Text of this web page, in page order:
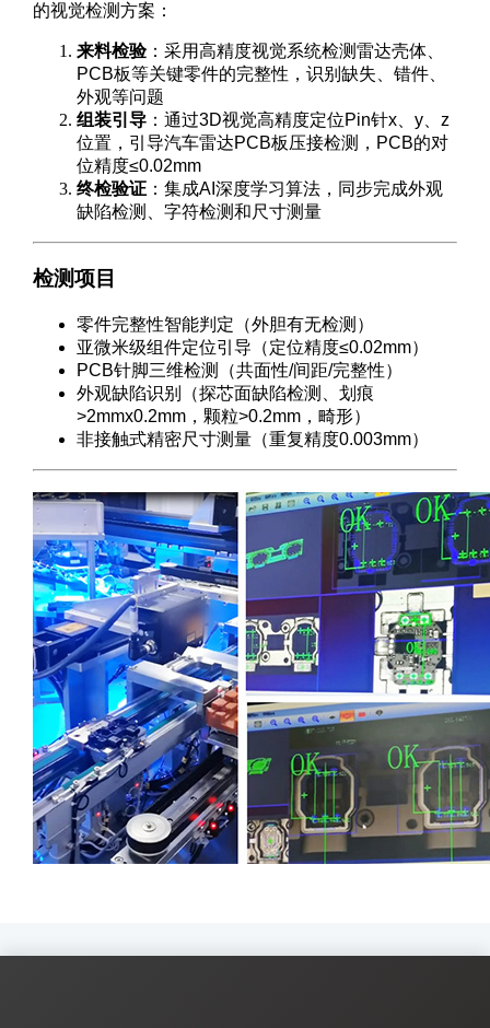
的视觉检测方案：
来料检验：采用高精度视觉系统检测雷达壳体、
PCB板等关键零件的完整性，识别缺失、错件、
外观等问题
组装引导 ：通过3D视觉高精度定位Pin针x、y、z
位置，引导汽车雷达PCB板压接检测，PCB的对
位精度≤0.02mm
终检验证 ：集成AI深度学习算法，同步完成外观
缺陷检测、字符检测和尺寸测量
检测项目
零件完整性智能判定（外胆有无检测）
亚微米级组件定位引导（定位精度≤0.02mm）
PCB针脚三维检测（共面性/间距/完整性）
外观缺陷识别（探芯面缺陷检测、划痕
>2mmx0.2mm，颗粒>0.2mm，畸形）
非接触式精密尺寸测量（重复精度0.003mm）